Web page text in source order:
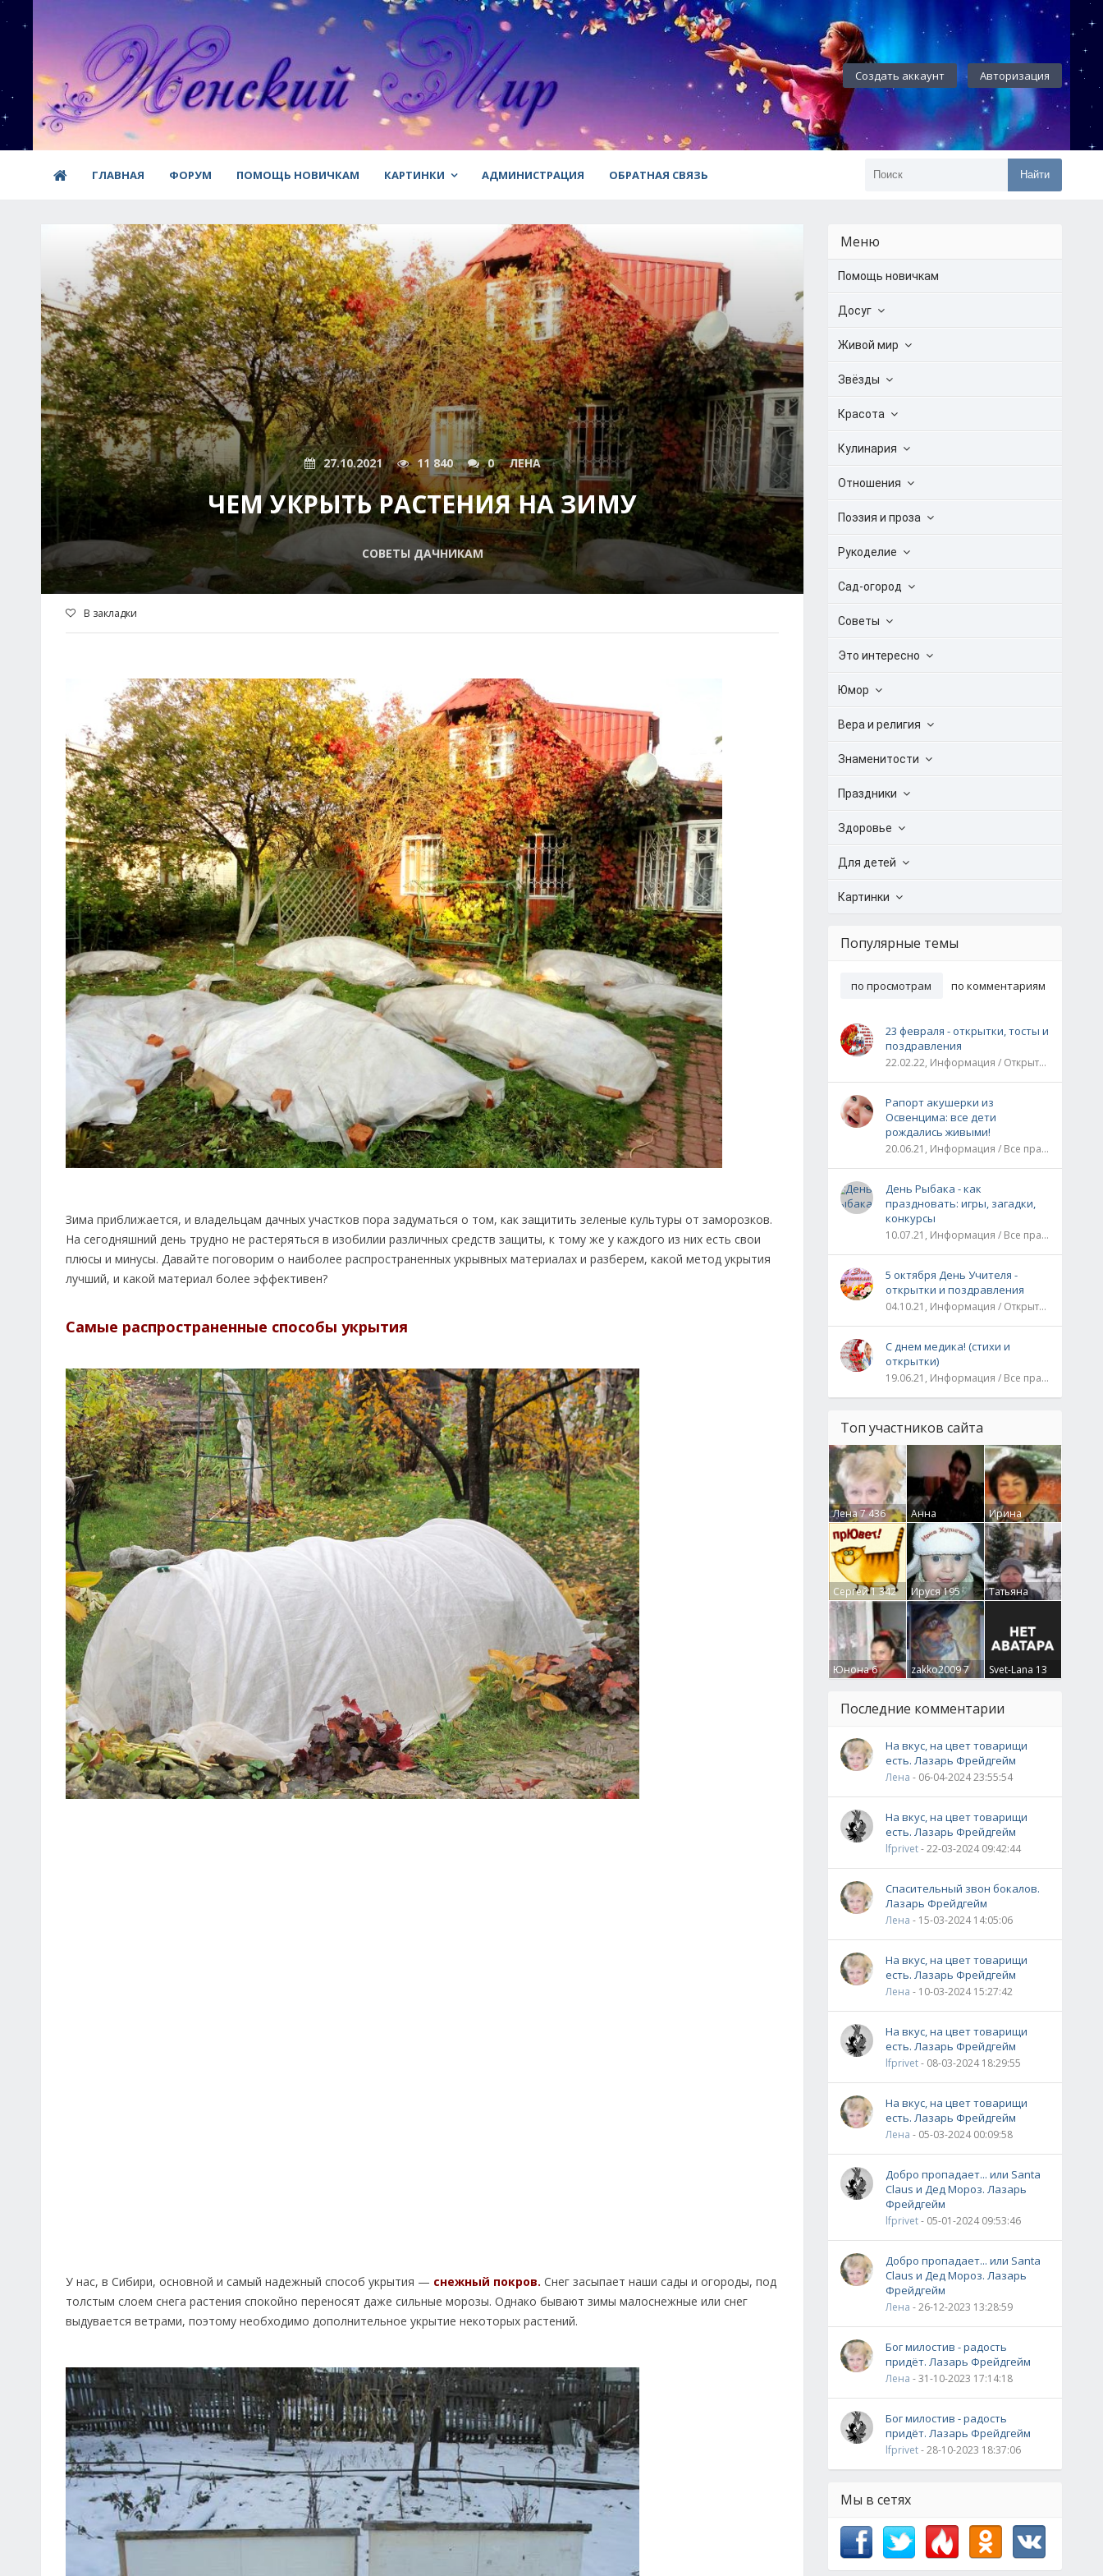
Создать аккаунт Авторизация
ГЛАВНАЯ ФОРУМ ПОМОЩЬ НОВИЧКАМ КАРТИНКИ АДМИНИСТРАЦИЯ ОБРАТНАЯ СВЯЗЬ Найти
27.10.2021 11 840 0 ЛЕНА
ЧЕМ УКРЫТЬ РАСТЕНИЯ НА ЗИМУ
СОВЕТЫ ДАЧНИКАМ
В закладки
Зима приближается, и владельцам дачных участков пора задуматься о том, как защитить зеленые культуры от заморозков.
На сегодняшний день трудно не растеряться в изобилии различных средств защиты, к тому же у каждого из них есть свои
плюсы и минусы. Давайте поговорим о наиболее распространенных укрывных материалах и разберем, какой метод укрытия
лучший, и какой материал более эффективен?
Самые распространенные способы укрытия
У нас, в Сибири, основной и самый надежный способ укрытия — снежный покров. Снег засыпает наши сады и огороды, под
толстым слоем снега растения спокойно переносят даже сильные морозы. Однако бывают зимы малоснежные или снег
выдувается ветрами, поэтому необходимо дополнительное укрытие некоторых растений.
Меню
Помощь новичкам
Досуг
Живой мир
Звёзды
Красота
Кулинария
Отношения
Поэзия и проза
Рукоделие
Сад-огород
Советы
Это интересно
Юмор
Вера и религия
Знаменитости
Праздники
Здоровье
Для детей
Картинки
Популярные темы
по просмотрам по комментариям
23 февраля - открытки, тосты и
поздравления
22.02.22, Информация / Открытки / Все праздники
Рапорт акушерки из
Освенцима: все дети
рождались живыми!
20.06.21, Информация / Все праздники / Рассказы и истории
День Рыбака - как
праздновать: игры, загадки,
конкурсы
10.07.21, Информация / Все праздники
5 октября День Учителя -
открытки и поздравления
04.10.21, Информация / Открытки / Все праздники
С днем медика! (стихи и
открытки)
19.06.21, Информация / Все праздники
Топ участников сайта
Лена7 436
Анна
Гумлевая0
Ирина
Бруцкая41
Сергей1 342 Ируся195
Татьяна
Крючкова0
Юнона6 zakko20097 Svet-Lana 13
Последние комментарии
На вкус, на цвет товарищи
есть. Лазарь Фрейдгейм
Лена - 06-04-2024 23:55:54
На вкус, на цвет товарищи
есть. Лазарь Фрейдгейм
lfprivet- 22-03-2024 09:42:44
Спасительный звон бокалов.
Лазарь Фрейдгейм
Лена - 15-03-2024 14:05:06
На вкус, на цвет товарищи
есть. Лазарь Фрейдгейм
Лена - 10-03-2024 15:27:42
На вкус, на цвет товарищи
есть. Лазарь Фрейдгейм
lfprivet- 08-03-2024 18:29:55
На вкус, на цвет товарищи
есть. Лазарь Фрейдгейм
Лена - 05-03-2024 00:09:58
Добро пропадает... или Santa
Claus и Дед Мороз. Лазарь
Фрейдгейм
lfprivet- 05-01-2024 09:53:46
Добро пропадает... или Santa
Claus и Дед Мороз. Лазарь
Фрейдгейм
Лена - 26-12-2023 13:28:59
Бог милостив - радость
придёт. Лазарь Фрейдгейм
Лена - 31-10-2023 17:14:18
Бог милостив - радость
придёт. Лазарь Фрейдгейм
lfprivet- 28-10-2023 18:37:06
Мы в сетях